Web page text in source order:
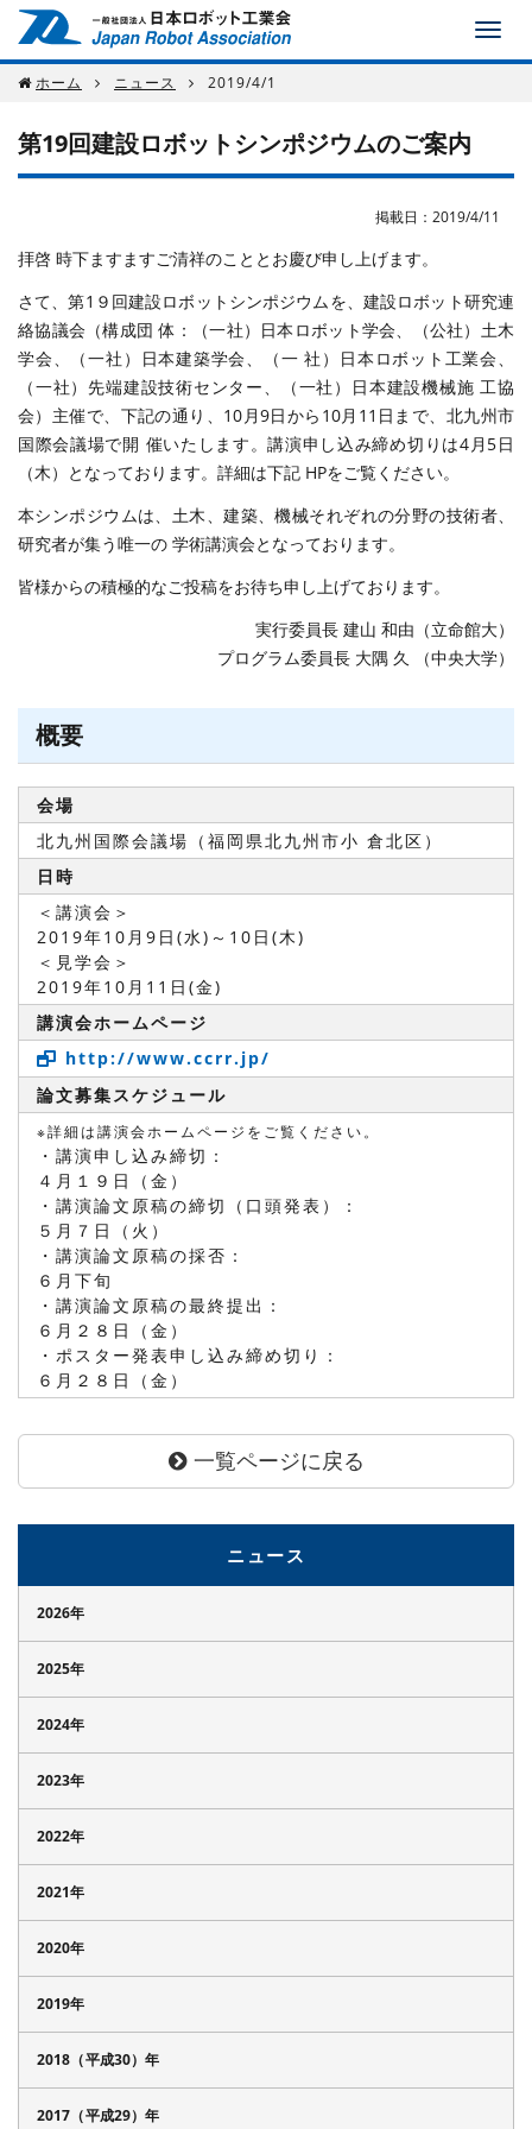
ホーム ニュース 2019/4/1
第19回建設ロボットシンポジウムのご案内
掲載日：2019/4/11
拝啓 時下ますますご清祥のこととお慶び申し上げます。
さて、第1９回建設ロボットシンポジウムを、建設ロボット研究連
絡協議会（構成団 体：（一社）日本ロボット学会、（公社）土木
学会、（一社）日本建築学会、（一 社）日本ロボット工業会、
（一社）先端建設技術センター、（一社）日本建設機械施 工協
会）主催で、下記の通り、10月9日から10月11日まで、北九州市
国際会議場で開 催いたします。講演申し込み締め切りは4月5日
（木）となっております。詳細は下記 HPをご覧ください。
本シンポジウムは、土木、建築、機械それぞれの分野の技術者、
研究者が集う唯一の 学術講演会となっております。
皆様からの積極的なご投稿をお待ち申し上げております。
実行委員長 建山 和由（立命館大）
プログラム委員長 大隅 久 （中央大学）
概要
会場
北九州国際会議場（福岡県北九州市小 倉北区）
日時
＜講演会＞
2019年10月9日(水)～10日(木)
＜見学会＞
2019年10月11日(金)
講演会ホームページ
http://www.ccrr.jp/
論文募集スケジュール
※詳細は講演会ホームページをご覧ください。
・講演申し込み締切：
４月１９日（金）
・講演論文原稿の締切（口頭発表）：
５月７日（火）
・講演論文原稿の採否：
６月下旬
・講演論文原稿の最終提出：
６月２８日（金）
・ポスター発表申し込み締め切り：
６月２８日（金）
一覧ページに戻る
ニュース
2026年
2025年
2024年
2023年
2022年
2021年
2020年
2019年
2018（平成30）年
2017（平成29）年